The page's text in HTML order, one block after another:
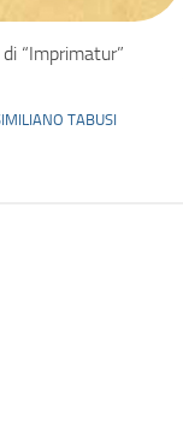
“Imprimatur”
TABUSI